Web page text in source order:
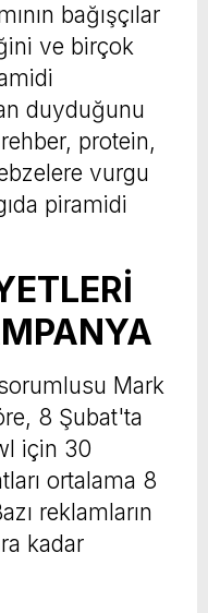
bağışçılar
ve birçok
duyduğunu
protein,
vurgu
piramidi
Mark
8 Şubat'ta
için 30
ortalama 8
reklamların
kadar